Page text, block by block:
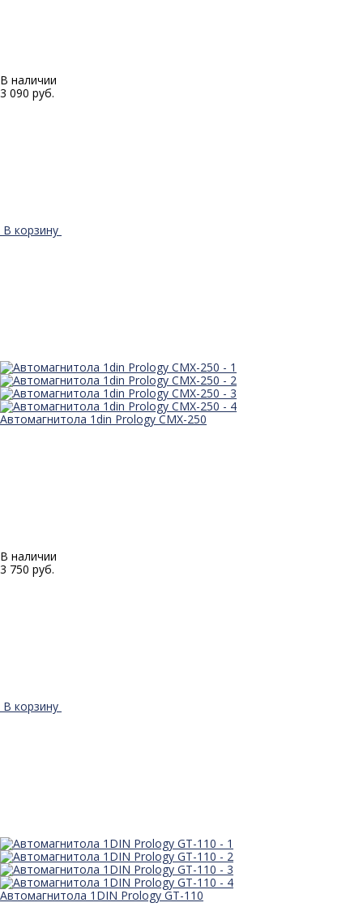
В наличии
3 090 руб.
В корзину
Автомагнитола 1din Prology CMX-250
В наличии
3 750 руб.
В корзину
Автомагнитола 1DIN Prology GT-110